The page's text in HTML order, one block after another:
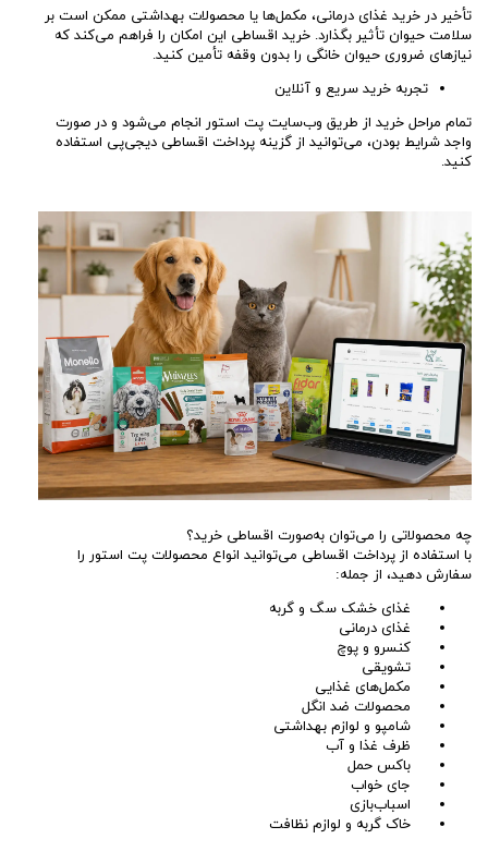
تأخیر در خرید غذای درمانی، مکمل‌ها یا محصولات بهداشتی ممکن است بر
سلامت حیوان تأثیر بگذارد. خرید اقساطی این امکان را فراهم می‌کند که
نیازهای ضروری حیوان خانگی را بدون وقفه تأمین کنید.
تجربه خرید سریع و آنلاین
تمام مراحل خرید از طریق وب‌سایت پت استور انجام می‌شود و در صورت
واجد شرایط بودن، می‌توانید از گزینه پرداخت اقساطی دیجی‌پی استفاده
کنید.
چه محصولاتی را می‌توان به‌صورت اقساطی خرید؟
با استفاده از پرداخت اقساطی می‌توانید انواع محصولات پت استور را
سفارش دهید، از جمله:
غذای خشک سگ و گربه
غذای درمانی
کنسرو و پوچ
تشویقی
مکمل‌های غذایی
محصولات ضد انگل
شامپو و لوازم بهداشتی
ظرف غذا و آب
باکس حمل
جای خواب
اسباب‌بازی
خاک گربه و لوازم نظافت